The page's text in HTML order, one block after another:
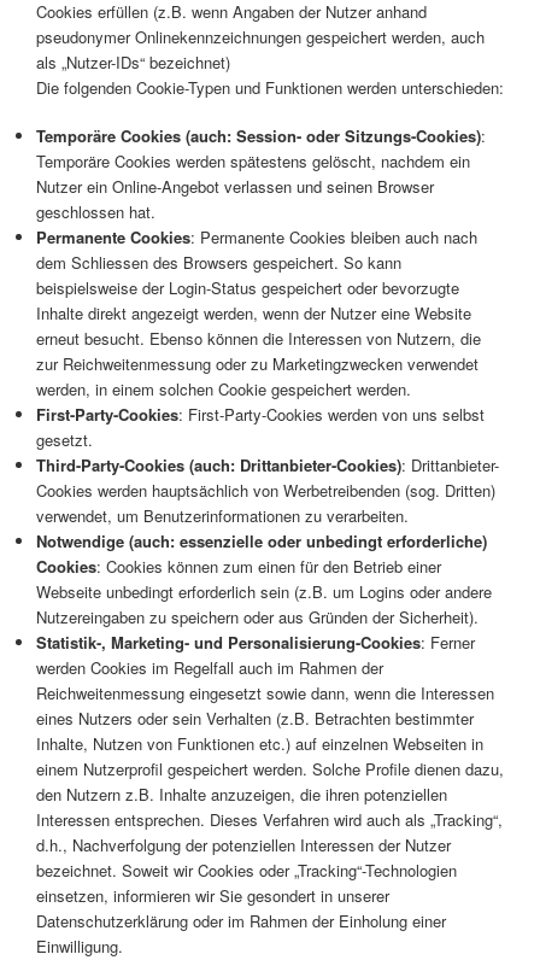
Cookies erfüllen (z.B. wenn Angaben der Nutzer anhand
pseudonymer Onlinekennzeichnungen gespeichert werden, auch
als „Nutzer-IDs“ bezeichnet)
Die folgenden Cookie-Typen und Funktionen werden unterschieden:
Temporäre Cookies (auch: Session- oder Sitzungs-Cookies):
Temporäre Cookies werden spätestens gelöscht, nachdem ein
Nutzer ein Online-Angebot verlassen und seinen Browser
geschlossen hat.
Permanente Cookies: Permanente Cookies bleiben auch nach
dem Schliessen des Browsers gespeichert. So kann
beispielsweise der Login-Status gespeichert oder bevorzugte
Inhalte direkt angezeigt werden, wenn der Nutzer eine Website
erneut besucht. Ebenso können die Interessen von Nutzern, die
zur Reichweitenmessung oder zu Marketingzwecken verwendet
werden, in einem solchen Cookie gespeichert werden.
First-Party-Cookies: First-Party-Cookies werden von uns selbst
gesetzt.
Third-Party-Cookies (auch: Drittanbieter-Cookies): Drittanbieter-
Cookies werden hauptsächlich von Werbetreibenden (sog. Dritten)
verwendet, um Benutzerinformationen zu verarbeiten.
Notwendige (auch: essenzielle oder unbedingt erforderliche)
Cookies: Cookies können zum einen für den Betrieb einer
Webseite unbedingt erforderlich sein (z.B. um Logins oder andere
Nutzereingaben zu speichern oder aus Gründen der Sicherheit).
Statistik-, Marketing- und Personalisierung-Cookies: Ferner
werden Cookies im Regelfall auch im Rahmen der
Reichweitenmessung eingesetzt sowie dann, wenn die Interessen
eines Nutzers oder sein Verhalten (z.B. Betrachten bestimmter
Inhalte, Nutzen von Funktionen etc.) auf einzelnen Webseiten in
einem Nutzerprofil gespeichert werden. Solche Profile dienen dazu,
den Nutzern z.B. Inhalte anzuzeigen, die ihren potenziellen
Interessen entsprechen. Dieses Verfahren wird auch als „Tracking“,
d.h., Nachverfolgung der potenziellen Interessen der Nutzer
bezeichnet. Soweit wir Cookies oder „Tracking“-Technologien
einsetzen, informieren wir Sie gesondert in unserer
Datenschutzerklärung oder im Rahmen der Einholung einer
Einwilligung.